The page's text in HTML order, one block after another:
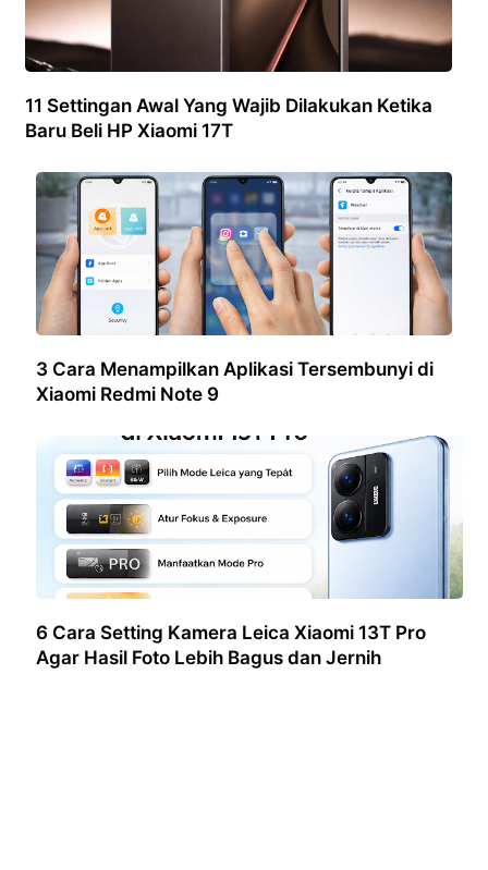
11 Settingan Awal Yang Wajib Dilakukan Ketika
Baru Beli HP Xiaomi 17T
3 Cara Menampilkan Aplikasi Tersembunyi di
Xiaomi Redmi Note 9
6 Cara Setting Kamera Leica Xiaomi 13T Pro
Agar Hasil Foto Lebih Bagus dan Jernih